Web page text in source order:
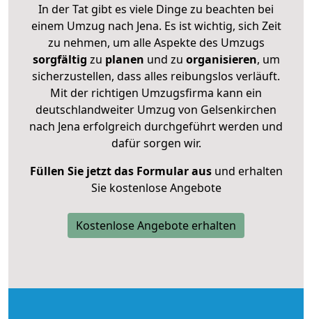
In der Tat gibt es viele Dinge zu beachten bei
einem Umzug nach Jena. Es ist wichtig, sich Zeit
zu nehmen, um alle Aspekte des Umzugs
sorgfältig zu planen und zu organisieren, um
sicherzustellen, dass alles reibungslos verläuft.
Mit der richtigen Umzugsfirma kann ein
deutschlandweiter Umzug von Gelsenkirchen
nach Jena erfolgreich durchgeführt werden und
dafür sorgen wir.
Füllen Sie jetzt das Formular ausund erhalten
Sie kostenlose Angebote
Kostenlose Angebote erhalten